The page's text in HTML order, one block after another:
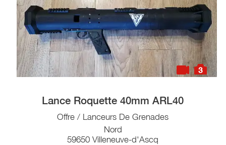
3
Lance Roquette 40mm ARL40
Offre / Lanceurs De Grenades
Nord
59650 Villeneuve-d'Ascq